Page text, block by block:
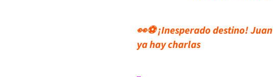
👀⚽ ¡Inesperado destino!
ya hay charlas